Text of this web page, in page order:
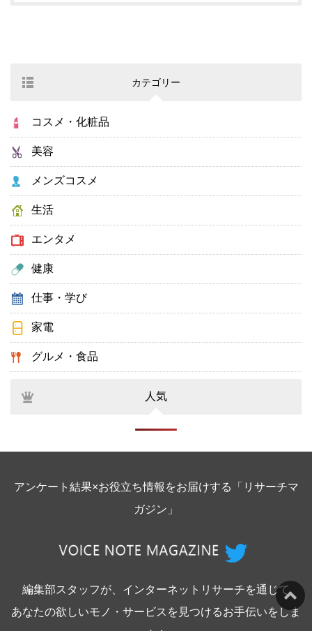
カテゴリー
コスメ・化粧品
美容
メンズコスメ
生活
エンタメ
健康
仕事・学び
家電
グルメ・食品
人気
アンケート結果×お役立ち情報をお届けする「リサーチマ
ガジン」
編集部スタッフが、インターネットリサーチを通じて
あなたの欲しいモノ・サービスを見つけるお手伝いをしま